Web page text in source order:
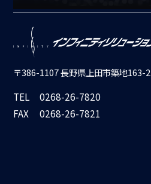
〒386-1107 長野県上田市築地163-2
TEL
0268-26-7820
FAX
0268-26-7821